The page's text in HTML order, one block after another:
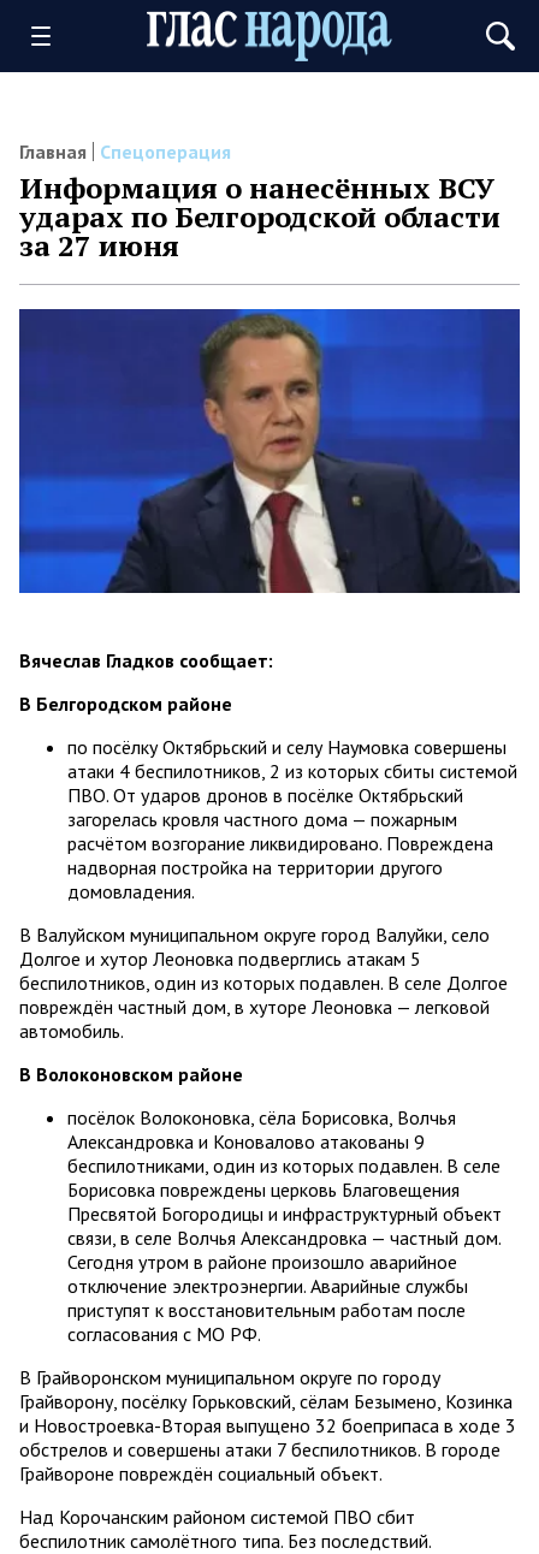
Главная Спецоперация
Информация о нанесённых ВСУ
ударах по Белгородской области
за 27 июня
Вячеслав Гладков сообщает:
В Белгородском районе
по посёлку Октябрьский и селу Наумовка совершены
атаки 4 беспилотников, 2 из которых сбиты системой
ПВО. От ударов дронов в посёлке Октябрьский
загорелась кровля частного дома — пожарным
расчётом возгорание ликвидировано. Повреждена
надворная постройка на территории другого
домовладения.
В Валуйском муниципальном округе город Валуйки, село
Долгое и хутор Леоновка подверглись атакам 5
беспилотников, один из которых подавлен. В селе Долгое
повреждён частный дом, в хуторе Леоновка — легковой
автомобиль.
В Волоконовском районе
посёлок Волоконовка, сёла Борисовка, Волчья
Александровка и Коновалово атакованы 9
беспилотниками, один из которых подавлен. В селе
Борисовка повреждены церковь Благовещения
Пресвятой Богородицы и инфраструктурный объект
связи, в селе Волчья Александровка — частный дом.
Сегодня утром в районе произошло аварийное
отключение электроэнергии. Аварийные службы
приступят к восстановительным работам после
согласования с МО РФ.
В Грайворонском муниципальном округе по городу
Грайворону, посёлку Горьковский, сёлам Безымено, Козинка
и Новостроевка-Вторая выпущено 32 боеприпаса в ходе 3
обстрелов и совершены атаки 7 беспилотников. В городе
Грайвороне повреждён социальный объект.
Над Корочанским районом системой ПВО сбит
беспилотник самолётного типа. Без последствий.